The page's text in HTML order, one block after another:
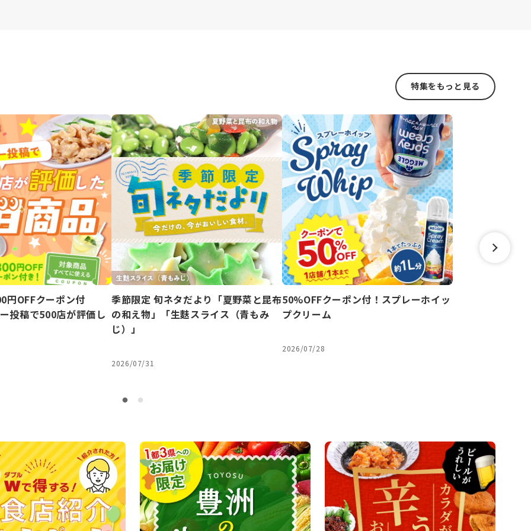
円OFFクーポン付
投稿で500店が評価し
季節限定 旬ネタだより「夏野菜と昆布
の和え物」「生麩スライス（青もみ
じ）」
2026/07/31
50%OFFクーポン付！スプレーホイッ
プクリーム
2026/07/28
特集をもっと見る